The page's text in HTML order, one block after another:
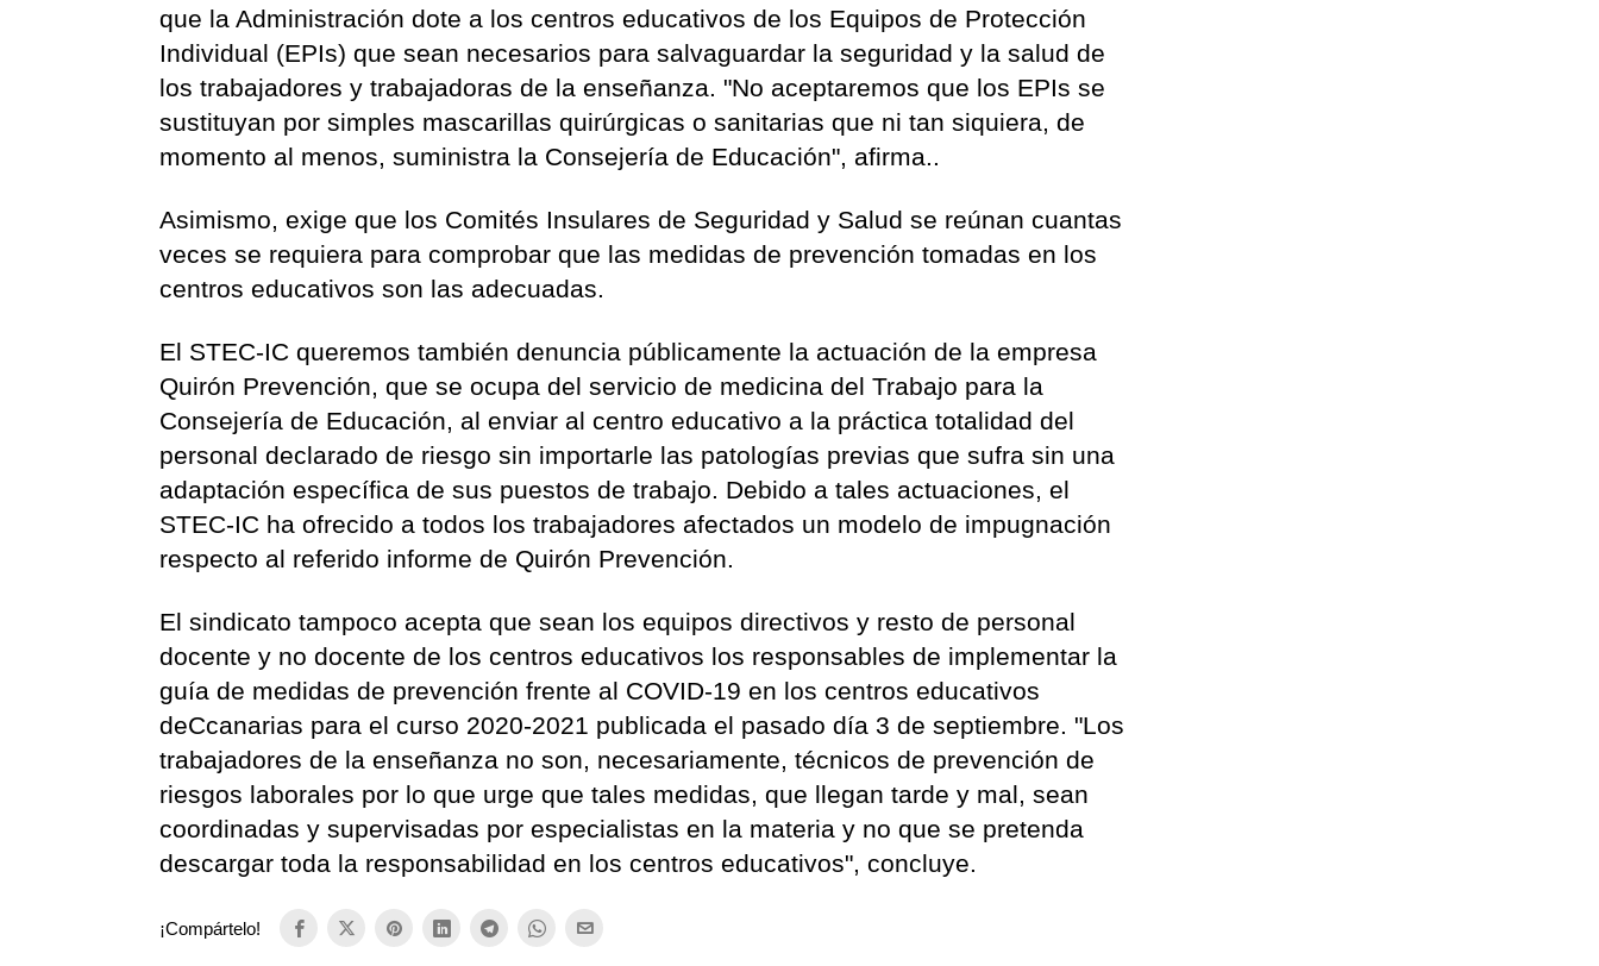
que la Administración dote a los centros educativos de los Equipos de Protección
Individual (EPIs) que sean necesarios para salvaguardar la seguridad y la salud de
los trabajadores y trabajadoras de la enseñanza. "No aceptaremos que los EPIs se
sustituyan por simples mascarillas quirúrgicas o sanitarias que ni tan siquiera, de
momento al menos, suministra la Consejería de Educación", afirma..
Asimismo, exige que los Comités Insulares de Seguridad y Salud se reúnan cuantas
veces se requiera para comprobar que las medidas de prevención tomadas en los
centros educativos son las adecuadas.
El STEC-IC queremos también denuncia públicamente la actuación de la empresa
Quirón Prevención, que se ocupa del servicio de medicina del Trabajo para la
Consejería de Educación, al enviar al centro educativo a la práctica totalidad del
personal declarado de riesgo sin importarle las patologías previas que sufra sin una
adaptación específica de sus puestos de trabajo. Debido a tales actuaciones, el
STEC-IC ha ofrecido a todos los trabajadores afectados un modelo de impugnación
respecto al referido informe de Quirón Prevención.
El sindicato tampoco acepta que sean los equipos directivos y resto de personal
docente y no docente de los centros educativos los responsables de implementar la
guía de medidas de prevención frente al COVID-19 en los centros educativos
deCcanarias para el curso 2020-2021 publicada el pasado día 3 de septiembre. "Los
trabajadores de la enseñanza no son, necesariamente, técnicos de prevención de
riesgos laborales por lo que urge que tales medidas, que llegan tarde y mal, sean
coordinadas y supervisadas por especialistas en la materia y no que se pretenda
descargar toda la responsabilidad en los centros educativos", concluye.
¡Compártelo!